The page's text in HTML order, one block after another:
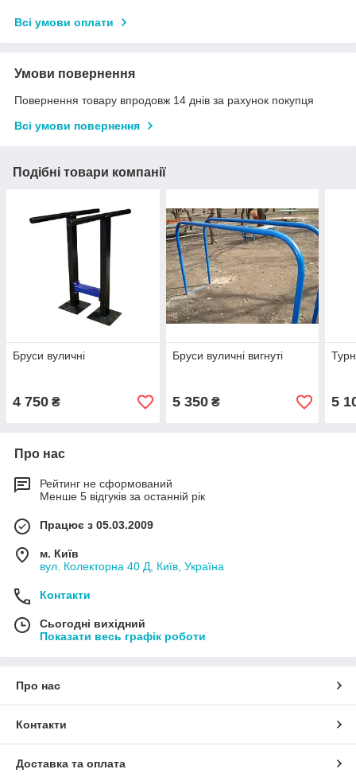
Всі умови оплати
Умови повернення
Повернення товару впродовж 14 днів за рахунок покупця
Всі умови повернення
Подібні товари компанії
Бруси вуличні
4 750 ₴
Бруси вуличні вигнуті
5 350₴ 5
Про нас
Рейтинг не сформований
Менше 5 відгуків за останній рік
Працює з 05.03.2009
м. Київ
вул. Колекторна 40 Д, Київ, Україна
Контакти
Сьогодні вихідний
Показати весь графік роботи
Про нас
Контакти
Доставка та оплата